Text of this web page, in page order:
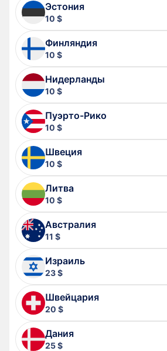
Эстония
10 $
Финляндия
10 $
Нидерланды
10 $
Пуэрто-Рико
10 $
Швеция
10 $
Литва
10 $
Австралия
11 $
Израиль
23 $
Швейцария
20 $
Дания
25 $